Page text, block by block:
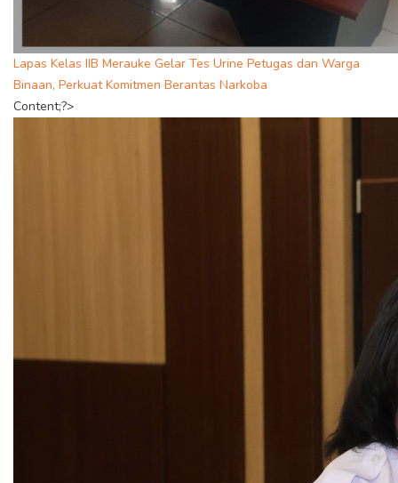
Lapas Kelas IIB Merauke Gelar Tes Urine Petugas dan Warga
Binaan, Perkuat Komitmen Berantas Narkoba
Content;?>